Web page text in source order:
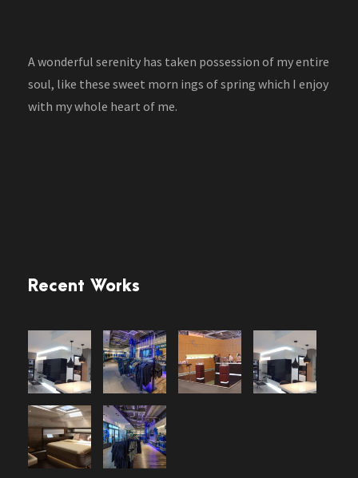
A wonderful serenity has taken possession of my entire
soul, like these sweet morn ings of spring which I enjoy
with my whole heart of me.
Recent Works